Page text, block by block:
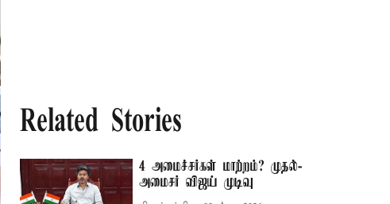
Related Stories
4 அமைச்சர்கள் மாற்றம்? முதல்-
அமைசர் விஜய் முடிவு